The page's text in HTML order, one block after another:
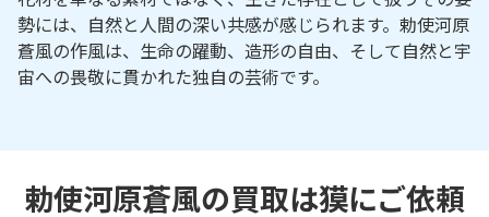
勢には、自然と人間の深い共感が感じられます。勅使河原
蒼風の作風は、生命の躍動、造形の自由、そして自然と宇
宙への畏敬に貫かれた独自の芸術です。
勅使河原蒼風の買取は獏にご依頼